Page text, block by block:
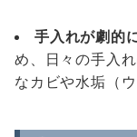
手入れが劇的
め、日々の手入
なカビや水垢（